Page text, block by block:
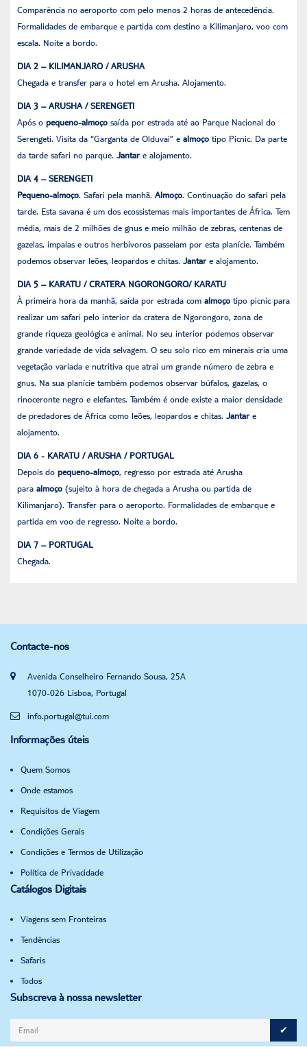
Comparência no aeroporto com pelo menos 2 horas de antecedência.
Formalidades de embarque e partida com destino a Kilimanjaro, voo com
escala. Noite a bordo.
DIA 2 – KILIMANJARO / ARUSHA
Chegada e transfer para o hotel em Arusha. Alojamento.
DIA 3 – ARUSHA / SERENGETI
Após o pequeno-almoço saída por estrada até ao Parque Nacional do
Serengeti. Visita da “Garganta de Olduvai” e almoço tipo Picnic. Da parte
da tarde safari no parque. Jantare alojamento.
DIA 4 – SERENGETI
Pequeno-almoço. Safari pela manhã. Almoço. Continuação do safari pela
tarde. Esta savana é um dos ecossistemas mais importantes de África. Tem
média, mais de 2 milhões de gnus e meio milhão de zebras, centenas de
gazelas, impalas e outros herbívoros passeiam por esta planície. Também
podemos observar leões, leopardos e chitas. Jantare alojamento.
DIA 5 – KARATU / CRATERA NGORONGORO/ KARATU
À primeira hora da manhã, saída por estrada com almoço tipo picnic para
realizar um safari pelo interior da cratera de Ngorongoro, zona de
grande riqueza geológica e animal. No seu interior podemos observar
grande variedade de vida selvagem. O seu solo rico em minerais cria uma
vegetação variada e nutritiva que atrai um grande número de zebra e
gnus. Na sua planície também podemos observar búfalos, gazelas, o
rinoceronte negro e elefantes. Também é onde existe a maior densidade
de predadores de África como leões, leopardos e chitas. Jantare
alojamento.
DIA 6 - KARATU / ARUSHA / PORTUGAL
Depois do pequeno-almoço, regresso por estrada até Arusha
para almoço (sujeito à hora de chegada a Arusha ou partida de
Kilimanjaro). Transfer para o aeroporto. Formalidades de embarque e
partida em voo de regresso. Noite a bordo.
DIA 7 – PORTUGAL
Chegada.
Contacte-nos
Avenida Conselheiro Fernando Sousa, 25A
1070-026 Lisboa, Portugal
info.portugal@tui.com
Informações úteis
Quem Somos
Onde estamos
Requisitos de Viagem
Condições Gerais
Condições e Termos de Utilização
Política de Privacidade
Catálogos Digitais
Viagens sem Fronteiras
Tendências
Safaris
Todos
Subscreva à nossa newsletter
✔